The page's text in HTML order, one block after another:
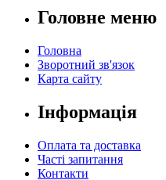
Головне меню
Головна
Зворотний зв'язок
Карта сайту
Інформація
Оплата та доставка
Часті запитання
Контакти